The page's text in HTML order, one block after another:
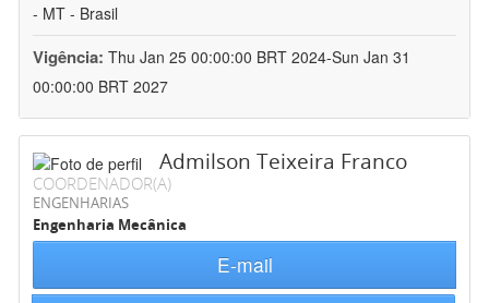
- MT - Brasil
Vigência: Thu Jan 25 00:00:00 BRT 2024-Sun Jan 31
00:00:00 BRT 2027
Admilson Teixeira Franco
COORDENADOR(A)
ENGENHARIAS
Engenharia Mecânica
E-mail